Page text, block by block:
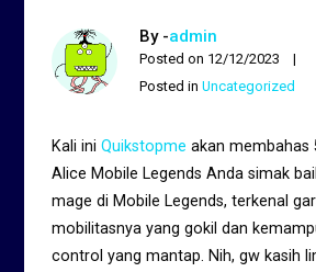
By -admin
Posted on 12/12/2023
Posted inUncategorized
Kali iniQuikstopme akan membahas
Alice Mobile Legends Anda simak
mage di Mobile Legends, terkenal
mobilitasnya yang gokil dan
control yang mantap. Nih, gw kasih